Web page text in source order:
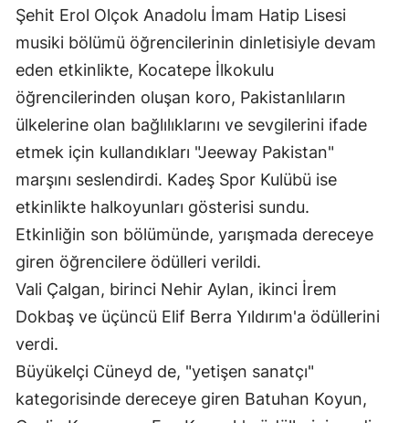
Van
Yozgat
Aksaray
Bayburt
Karaman
Kırıkkale
Şırnak
Ardahan
Şehit Erol Olçok Anadolu İmam Hatip Lisesi
musiki bölümü öğrencilerinin dinletisiyle devam
eden etkinlikte, Kocatepe İlkokulu
öğrencilerinden oluşan koro, Pakistanlıların
ülkelerine olan bağlılıklarını ve sevgilerini ifade
etmek için kullandıkları "Jeeway Pakistan"
marşını seslendirdi. Kadeş Spor Kulübü ise
etkinlikte halkoyunları gösterisi sundu.
Etkinliğin son bölümünde, yarışmada dereceye
giren öğrencilere ödülleri verildi.
Vali Çalgan, birinci Nehir Aylan, ikinci İrem
Dokbaş ve üçüncü Elif Berra Yıldırım'a ödüllerini
verdi.
Büyükelçi Cüneyd de, "yetişen sanatçı"
kategorisinde dereceye giren Batuhan Koyun,